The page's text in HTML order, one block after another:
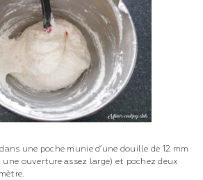
une poche munie d’une douille de 12 mm
ouverture assez large) et pochez deux